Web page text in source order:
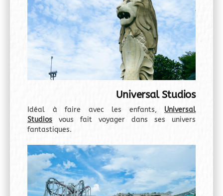
Universal Studios
Idéal à faire avec les enfants, Universal
Studios vous fait voyager dans ses univers
fantastiques.